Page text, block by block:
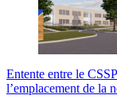
Entente entre le
l’emplacement de la